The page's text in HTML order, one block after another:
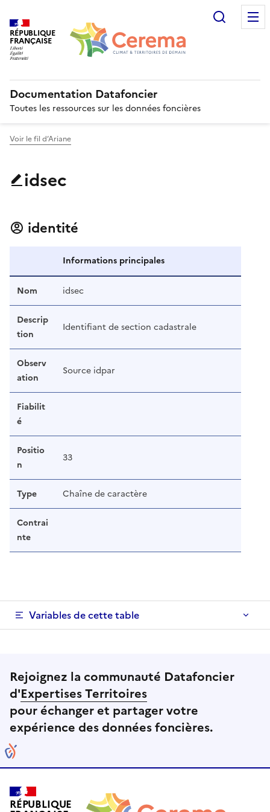
RÉPUBLIQUE
FRANÇAISE
Documentation Datafoncier
Toutes les ressources sur les données foncières
Voir le fil d’Ariane
idsec
identité
Informations principales
Nom idsec
Descrip
tion
Identifiant de section cadastrale
Observ
ation
Source idpar
Fiabilit
é
Positio
n
33
Type Chaîne de caractère
Contrai
nte
Variables de cette table
Rejoignez la communauté Datafoncier
d'Expertises Territoires
pour échanger et partager votre
expérience des données foncières.
RÉPUBLIQUE